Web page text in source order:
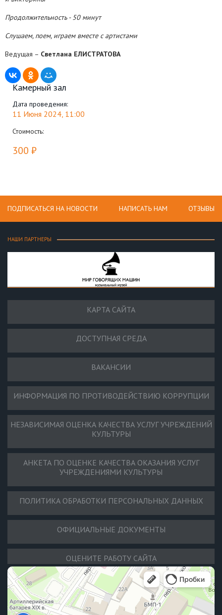
Продолжительность -50 минут
Слушаем, поем, играем вместе с артистами
Ведущая – Светлана ЕЛИСТРАТОВА
Камерный зал
Дата проведения:
11 Июня 2024, 11:00
Стоимость:
300 ₽
ПОДПИСАТЬСЯ НА НОВОСТИ НАПИСАТЬ НАМ ОТЗЫВЫ
НАШИ ПАРТНЕРЫ
КАРТА САЙТА
ДОСТУПНАЯ СРЕДА
ВАКАНСИИ
ИНФОРМАЦИЯ ПО ПРОТИВОДЕЙСТВИЮ КОРРУПЦИИ
НЕЗАВИСИМАЯ ОЦЕНКА КАЧЕСТВА УСЛУГ УЧРЕЖДЕНИЙ
КУЛЬТУРЫ
АНКЕТА ПО ОЦЕНКЕ КАЧЕСТВА ОКАЗАНИЯ УСЛУГ
УЧРЕЖДЕНИЯМИ КУЛЬТУРЫ
ПОЛИТИКА ОБРАБОТКИ ПЕРСОНАЛЬНЫХ ДАННЫХ
ОФИЦИАЛЬНЫЕ ДОКУМЕНТЫ
ОЦЕНИТЕ РАБОТУ САЙТА